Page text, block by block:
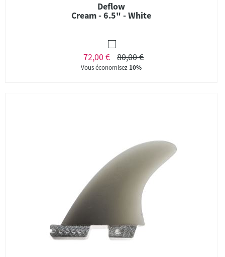
Deflow
Cream - 6.5" - White
72,00 € 80,00 €
Vous économisez 10%